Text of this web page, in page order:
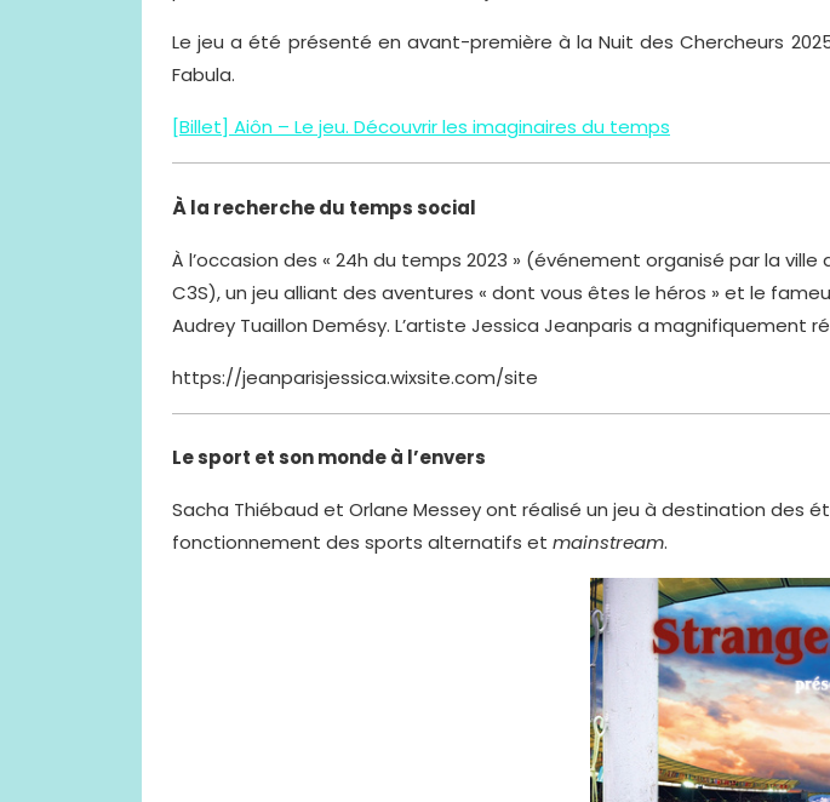
Le jeu a été présenté en avant-première à la Nuit des Chercheurs
Fabula.
[Billet] Aiôn – Le jeu. Découvrir les imaginaires du temps
À la recherche du temps social
À l’occasion des « 24h du temps 2023 » (événement organisé par la
C3S), un jeu alliant des aventures « dont vous êtes le héros » et le
Audrey Tuaillon Demésy. L’artiste Jessica Jeanparis a magnifiquement
https://jeanparisjessica.wixsite.com/site
Le sport et son monde à l’envers
Sacha Thiébaud et Orlane Messey ont réalisé un jeu à destination des
fonctionnement des sports alternatifs et mainstream.